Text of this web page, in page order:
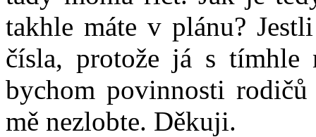
takhle máte v plánu?
čísla, protože já s tímhle
bychom povinnosti
mě nezlobte. Děkuji.